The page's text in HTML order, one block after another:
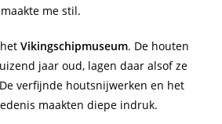
me stil.
hetVikingschipmuseum. De houten
jaar oud, lagen daar alsof ze
verfijnde houtsnijwerken en het
maakten diepe indruk.